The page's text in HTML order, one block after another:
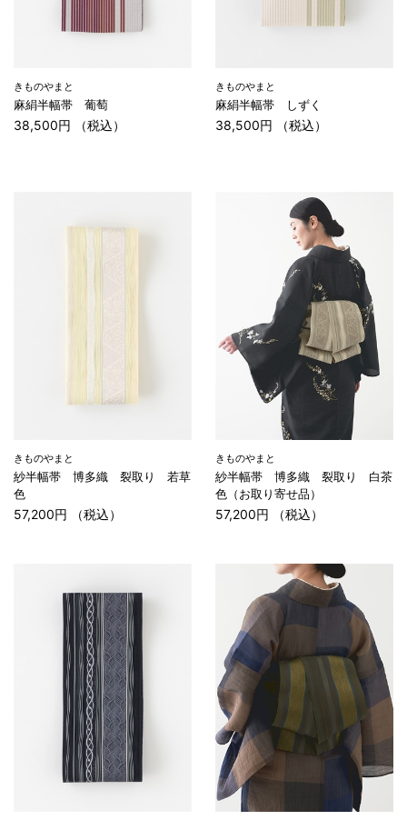
きものやまと
麻絹半幅帯 葡萄
38,500円 （税込）
きものやまと
麻絹半幅帯 しずく
38,500円 （税込）
きものやまと
紗半幅帯 博多織 裂取り 若草
色
57,200円 （税込）
きものやまと
紗半幅帯 博多織 裂取り 白茶
色（お取り寄せ品）
57,200円 （税込）